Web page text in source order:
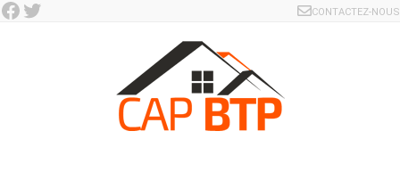
Skip
Facebook Twitter CONTACTEZ-NOUS